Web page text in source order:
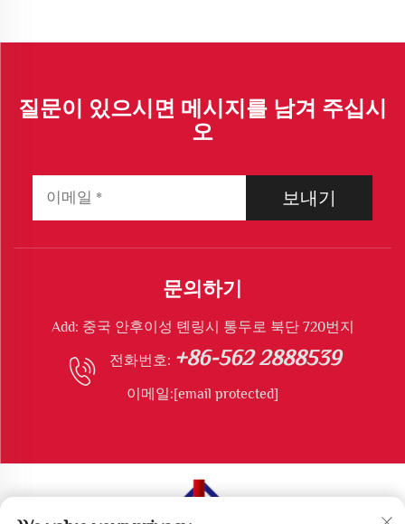
질문이 있으시면 메시지를 남겨 주십시
오
보내기
문의하기
Add: 중국 안후이성 톈링시 통두로 북단 720번지
전화번호: +86-562 2888539
이메일:[email protected]